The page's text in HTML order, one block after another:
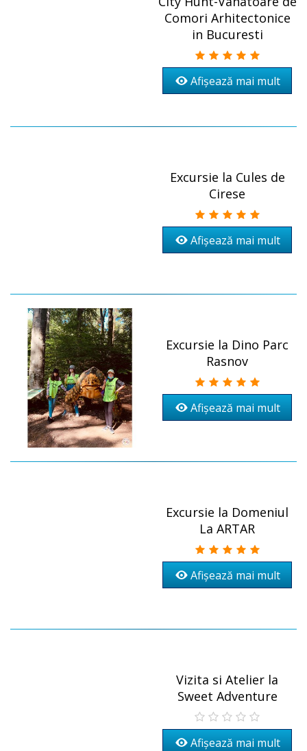
Comori Arhitectonice
in Bucuresti
Afișează mai mult
Excursie la Cules de
Cirese
Afișează mai mult
Excursie la Dino Parc
Rasnov
Afișează mai mult
Excursie la Domeniul
La ARTAR
Afișează mai mult
Vizita si Atelier la
Sweet Adventure
Afișează mai mult